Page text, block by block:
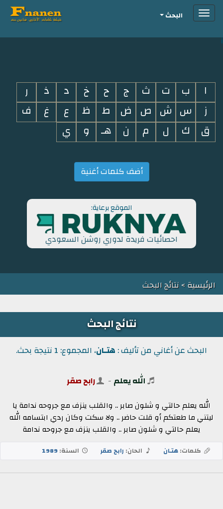
i
Toggleالبحث
ا ب ت ث ج ح خ د ذ
ر
ز
س ش ص ض ط ظ ع غ
ف
ق
ك ل م ن هـ و ي
أضف كلمات أغنية
الموقع برعاية:
احصائيات فريدة لدوري روشن السعودي
الرئيسية> نتائج البحث
نتائج البحث
البحث عن أغاني من تأليف : هتـان، المجموع: 1 نتيجة بحث.
الله يعلم - رابح صقر
الله يعلم حالتي و شلون صابر .. والقلب ينزف مع جروحه ندامة يا
ليتني ما طعتكم أو قلت حاضر .. ولا سكت وكان ردي ابتسامه الله
يعلم حالتي و شلون صابر .. والقلب ينزف مع جروحه ندامة
كلمات:هتـان الحان: رابح صقر السنة:1989